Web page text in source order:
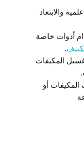
والابتعاد
أدوات خاصة
.
المكيفات
أو